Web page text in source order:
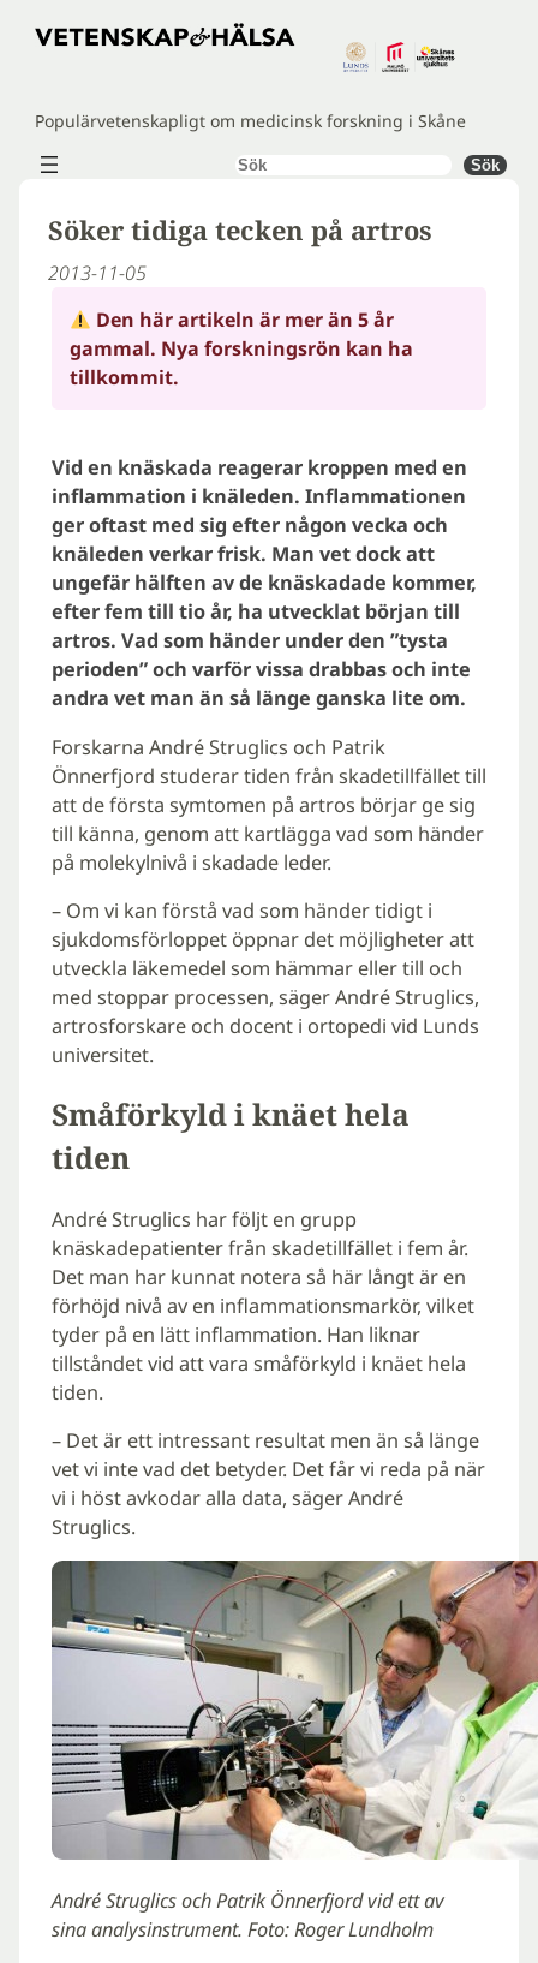
Hoppa
Populärvetenskapligt om medicinsk forskning i Skåne
Sök Sök
Söker tidiga tecken på artros
2013-11-05
Den här artikeln är mer än 5 år
gammal. Nya forskningsrön kan ha
tillkommit.
Vid en knäskada reagerar kroppen med en
inflammation i knäleden. Inflammationen
ger oftast med sig efter någon vecka och
knäleden verkar frisk. Man vet dock att
ungefär hälften av de knäskadade kommer,
efter fem till tio år, ha utvecklat början till
artros. Vad som händer under den ”tysta
perioden” och varför vissa drabbas och inte
andra vet man än så länge ganska lite om.
Forskarna André Struglics och Patrik
Önnerfjord studerar tiden från skadetillfället till
att de första symtomen på artros börjar ge sig
till känna, genom att kartlägga vad som händer
på molekylnivå i skadade leder.
– Om vi kan förstå vad som händer tidigt i
sjukdomsförloppet öppnar det möjligheter att
utveckla läkemedel som hämmar eller till och
med stoppar processen, säger André Struglics,
artrosforskare och docent i ortopedi vid Lunds
universitet.
Småförkyld i knäet hela
tiden
André Struglics har följt en grupp
knäskadepatienter från skadetillfället i fem år.
Det man har kunnat notera så här långt är en
förhöjd nivå av en inflammationsmarkör, vilket
tyder på en lätt inflammation. Han liknar
tillståndet vid att vara småförkyld i knäet hela
tiden.
– Det är ett intressant resultat men än så länge
vet vi inte vad det betyder. Det får vi reda på när
vi i höst avkodar alla data, säger André
Struglics.
André Struglics och Patrik Önnerfjord vid ett av
sina analysinstrument. Foto: Roger Lundholm